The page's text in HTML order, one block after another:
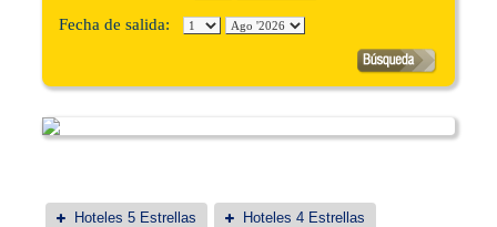
Fecha de salida:
Hoteles 5 Estrellas Hoteles 4 Estrellas